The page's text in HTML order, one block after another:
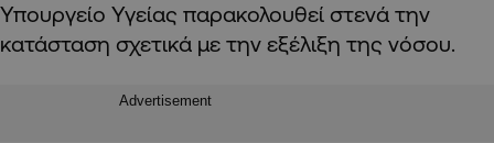
Υπουργείο Υγείας παρακολουθεί στενά την
κατάσταση σχετικά με την εξέλιξη της νόσου.
Advertisement